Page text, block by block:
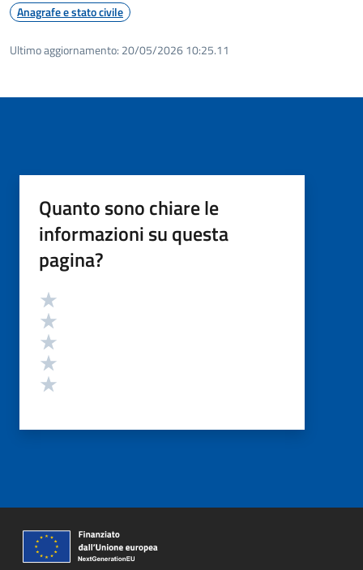
Anagrafe e stato civile
Ultimo aggiornamento: 20/05/2026 10:25.11
Quanto sono chiare le
informazioni su questa
pagina?
Valutazione